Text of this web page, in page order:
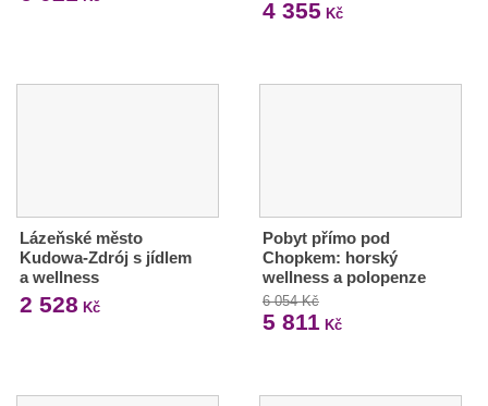
4 355 Kč
Lázeňské město
Kudowa-Zdrój s jídlem
a wellness
2 528 Kč
Pobyt přímo pod
Chopkem: horský
wellness a polopenze
6 054 Kč
5 811 Kč